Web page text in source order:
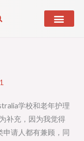
学校和老年护理
补充，因为我觉得
请人都有兼顾，同